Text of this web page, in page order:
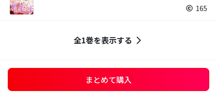
165
全1巻を表示する
まとめて購入